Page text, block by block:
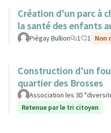
Création d'un parc à
la santé des enfants
Piégay Bullion 1 1 Non
Construction d'un
quartier des Brosses
Association les 3D
Retenue par le tri citoyen